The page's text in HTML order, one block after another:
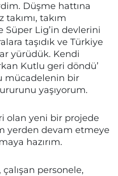
Düşme hattına
takımı, takım
Süper Lig’in devlerini
taşıdık ve Türkiye
yürüdük. Kendi
Kutlu geri döndü’
mücadelenin bir
yaşıyorum.
olan yeni bir projede
yerden devam etmeye
hazırım.
personele,